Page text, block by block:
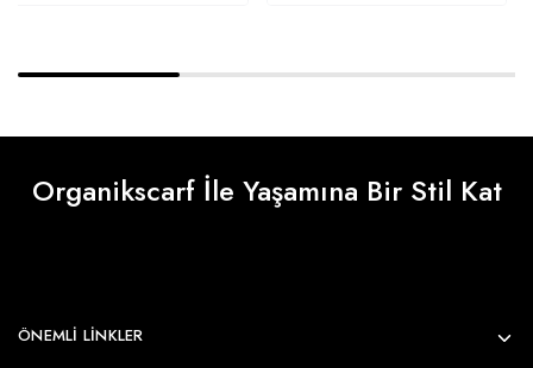
Organikscarf İle Yaşamına Bir Stil Kat
ÖNEMLI LINKLER